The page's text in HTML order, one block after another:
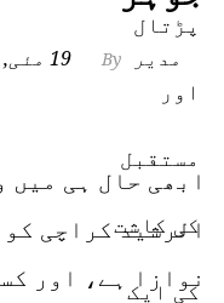
By مدیر 19 مئی, 2021
ابھی حال ہی میں
الرشید کراچی
نوازا ہے، اور